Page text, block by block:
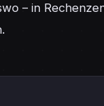
– in